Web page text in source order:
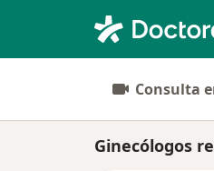
Consulta
Ginecólogos